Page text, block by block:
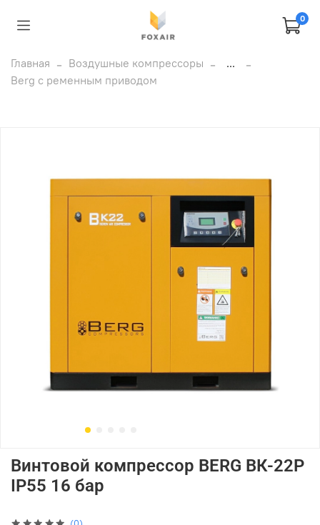
0
Главная Воздушные компрессоры
...
Berg с ременным приводом
(0)
Винтовой компрессор BERG ВК-22Р
IP55 16 бар